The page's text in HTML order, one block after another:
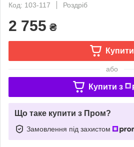
Код: 103-117
Роздріб
2 755 ₴
Купити
або
Купити з
Що таке купити з Пром?
Замовлення під захистом